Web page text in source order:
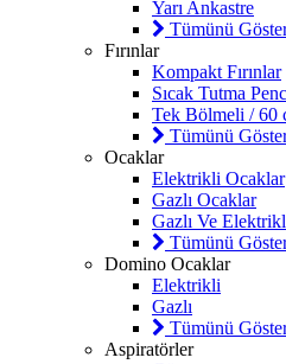
Yarı Ankastre
Tümünü
Fırınlar
Kompakt Fırınlar
Sıcak Tutma
Tek Bölmeli / 60
Tümünü
Ocaklar
Elektrikli Ocaklar
Gazlı Ocaklar
Gazlı Ve
Tümünü
Domino Ocaklar
Elektrikli
Gazlı
Tümünü
Aspiratörler